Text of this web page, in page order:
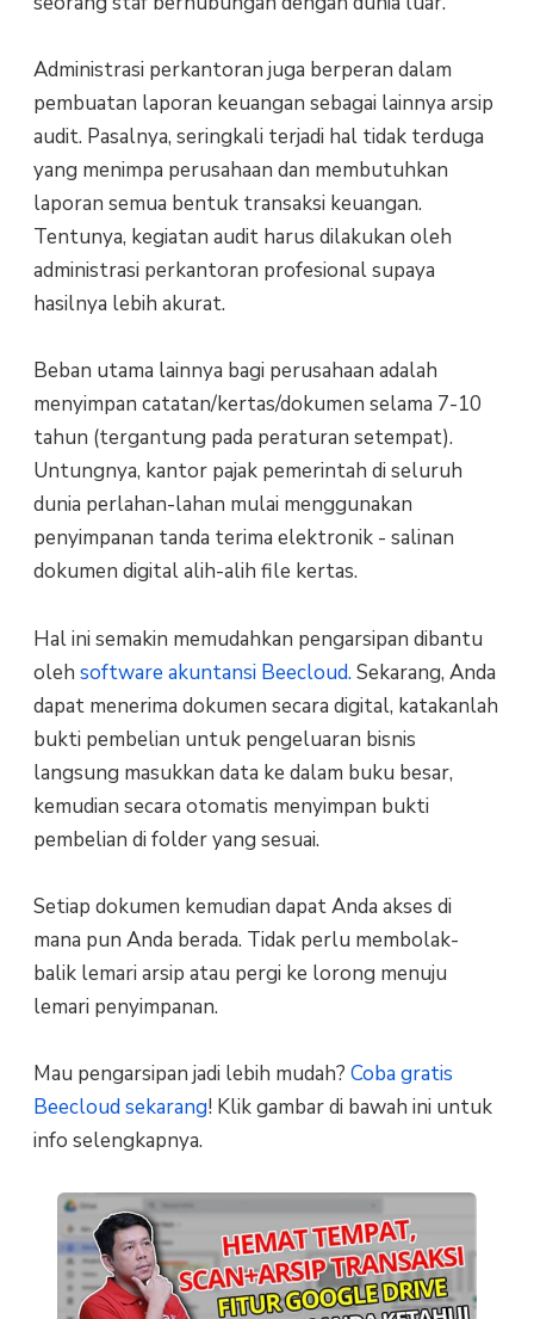
Administrasi perkantoran juga berperan dalam
pembuatan laporan keuangan sebagai lainnya arsip
audit. Pasalnya, seringkali terjadi hal tidak terduga
yang menimpa perusahaan dan membutuhkan
laporan semua bentuk transaksi keuangan.
Tentunya, kegiatan audit harus dilakukan oleh
administrasi perkantoran profesional supaya
hasilnya lebih akurat.
Beban utama lainnya bagi perusahaan adalah
menyimpan catatan/kertas/dokumen selama 7-10
tahun (tergantung pada peraturan setempat).
Untungnya, kantor pajak pemerintah di seluruh
dunia perlahan-lahan mulai menggunakan
penyimpanan tanda terima elektronik - salinan
dokumen digital alih-alih file kertas.
Hal ini semakin memudahkan pengarsipan dibantu
oleh software akuntansi Beecloud.Sekarang, Anda
dapat menerima dokumen secara digital, katakanlah
bukti pembelian untuk pengeluaran bisnis
langsung masukkan data ke dalam buku besar,
kemudian secara otomatis menyimpan bukti
pembelian di folder yang sesuai.
Setiap dokumen kemudian dapat Anda akses di
mana pun Anda berada. Tidak perlu membolak-
balik lemari arsip atau pergi ke lorong menuju
lemari penyimpanan.
Mau pengarsipan jadi lebih mudah? Coba gratis
Beecloud sekarang! Klik gambar di bawah ini untuk
info selengkapnya.